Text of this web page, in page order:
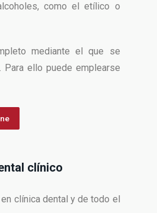
como el etílico o
mediante el que se
Para ello puede emplearse
clínico
en clínica dental y de todo el